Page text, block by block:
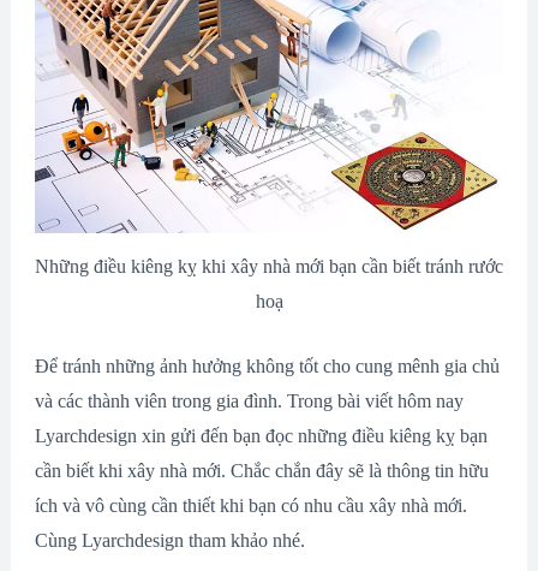
Những điều kiêng kỵ khi xây nhà mới bạn cần biết tránh rước
hoạ
Để tránh những ảnh hưởng không tốt cho cung mênh gia chủ
và các thành viên trong gia đình. Trong bài viết hôm nay
Lyarchdesign xin gửi đến bạn đọc những điều kiêng kỵ bạn
cần biết khi xây nhà mới. Chắc chắn đây sẽ là thông tin hữu
ích và vô cùng cần thiết khi bạn có nhu cầu xây nhà mới.
Cùng Lyarchdesign tham khảo nhé.